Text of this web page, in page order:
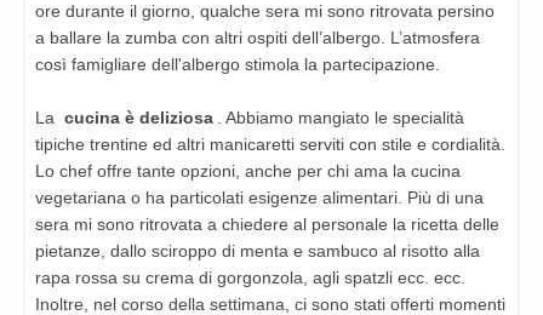
ore durante il giorno, qualche sera mi sono ritrovata persino
a ballare la zumba con altri ospiti dell’albergo. L’atmosfera
così famigliare dell'albergo stimola la partecipazione.
La cucina è deliziosa
. Abbiamo mangiato le specialità
tipiche trentine ed altri manicaretti serviti con stile e cordialità.
Lo chef offre tante opzioni, anche per chi ama la cucina
vegetariana o ha particolati esigenze alimentari. Più di una
sera mi sono ritrovata a chiedere al personale la ricetta delle
pietanze, dallo sciroppo di menta e sambuco al risotto alla
rapa rossa su crema di gorgonzola, agli spatzli ecc. ecc.
Inoltre, nel corso della settimana, ci sono stati offerti momenti